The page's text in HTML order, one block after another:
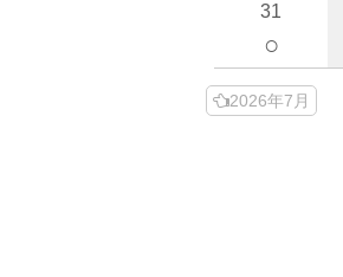
31
○
2026年7月